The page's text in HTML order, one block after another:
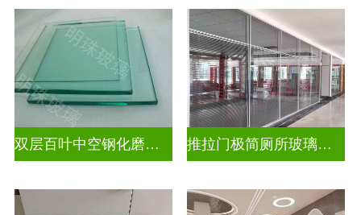
双层百叶中空钢化磨砂玄关隔断 推拉门极简厕所玻璃移门隔断墙